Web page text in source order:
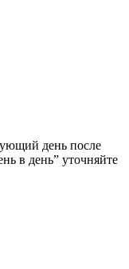
день после
в день” уточняйте